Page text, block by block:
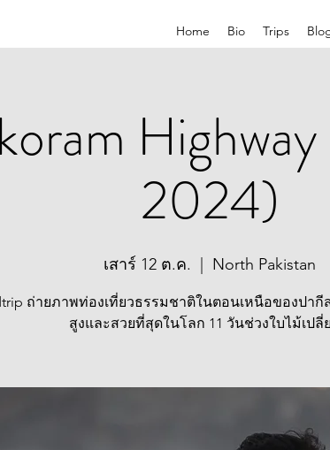
Home Bio Trips
2024)
เสาร์ 12 ต.ค. North Pakistan
ถ่ายภาพท่องเที่ยวธรรมชาติในตอนเหนือของปากี
สูงและสวยที่สุดในโลก 11 วันช่วงใบไม้เปลี่